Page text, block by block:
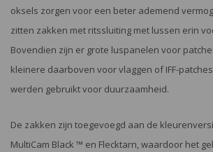
oksels zorgen voor een beter ademend
zitten zakken met ritssluiting met lussen erin
Bovendien zijn er grote luspanelen voor
kleinere daarboven voor vlaggen of IFF-
werden gebruikt voor duurzaamheid.
De zakken zijn toegevoegd aan de
MultiCam Black ™ en Flecktarn, waardoor het